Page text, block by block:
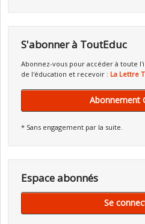
S'abonner à ToutEduc
Abonnez-vous pour accéder à toute
de l'éducation et recevoir : La Lettre
Abonnement
* Sans engagement par la suite.
Espace abonnés
Se